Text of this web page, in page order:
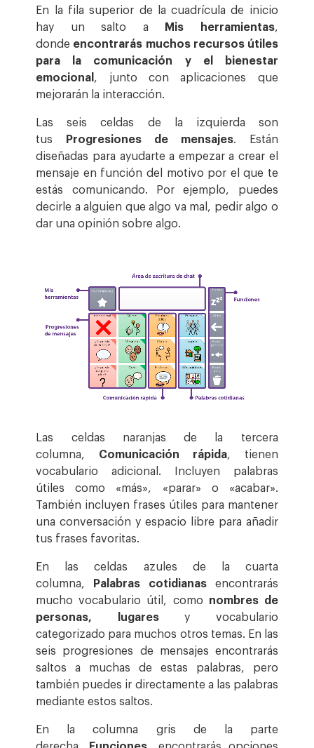
En la fila superior de la cuadrícula de inicio
hay un salto a Mis herramientas,
donde encontrarás muchos recursos útiles
para la comunicación y el bienestar
emocional, junto con aplicaciones que
mejorarán la interacción.
Las seis celdas de la izquierda son
tus Progresiones de mensajes. Están
diseñadas para ayudarte a empezar a crear el
mensaje en función del motivo por el que te
estás comunicando. Por ejemplo, puedes
decirle a alguien que algo va mal, pedir algo o
dar una opinión sobre algo.
Las celdas naranjas de la tercera
columna, Comunicación rápida, tienen
vocabulario adicional. Incluyen palabras
útiles como «más», «parar» o «acabar».
También incluyen frases útiles para mantener
una conversación y espacio libre para añadir
tus frases favoritas.
En las celdas azules de la cuarta
columna, Palabras cotidianasencontrarás
mucho vocabulario útil, como nombres de
personas, lugaresy vocabulario
categorizado para muchos otros temas. En las
seis progresiones de mensajes encontrarás
saltos a muchas de estas palabras, pero
también puedes ir directamente a las palabras
mediante estos saltos.
En la columna gris de la parte